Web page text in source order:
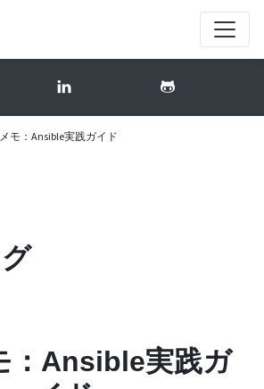
モ：Ansible実践ガイド
：Ansible実践ガ